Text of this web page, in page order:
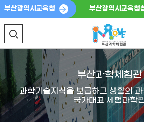
Powered
by
Translate
부산광역시교육청 부산광역시교육청
통합예약포털
색
영
역
열
부산과학체험관
과학기술지식을 보급하고 생활의
국가대표 체험과학